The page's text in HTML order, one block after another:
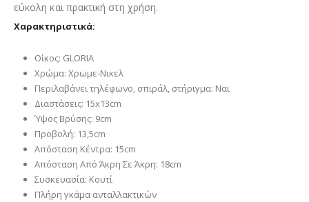
εύκολη και πρακτική στη χρήση.
Χαρακτηριστικά:
Οίκος: GLORIA
Χρώμα: Χρωμε-Νικελ
Περιλαβάνει τηλέφωνο, σπιράλ, στήριγμα: Ναι
Διαστάσεις: 15x13cm
Ύψος Βρύσης: 9cm
Προβολή: 13,5cm
Απόσταση Κέντρα: 15cm
Απόσταση Από Άκρη Σε Άκρη: 18cm
Συσκευασία: Κουτί
Πλήρη γκάμα ανταλλακτικών